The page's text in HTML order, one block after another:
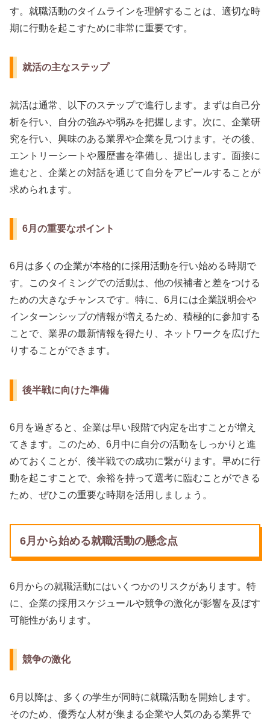
す。就職活動のタイムラインを理解することは、適切な時
期に行動を起こすために非常に重要です。
就活の主なステップ
就活は通常、以下のステップで進行します。まずは自己分
析を行い、自分の強みや弱みを把握します。次に、企業研
究を行い、興味のある業界や企業を見つけます。その後、
エントリーシートや履歴書を準備し、提出します。面接に
進むと、企業との対話を通じて自分をアピールすることが
求められます。
6月の重要なポイント
6月は多くの企業が本格的に採用活動を行い始める時期で
す。このタイミングでの活動は、他の候補者と差をつける
ための大きなチャンスです。特に、6月には企業説明会や
インターンシップの情報が増えるため、積極的に参加する
ことで、業界の最新情報を得たり、ネットワークを広げた
りすることができます。
後半戦に向けた準備
6月を過ぎると、企業は早い段階で内定を出すことが増え
てきます。このため、6月中に自分の活動をしっかりと進
めておくことが、後半戦での成功に繋がります。早めに行
動を起こすことで、余裕を持って選考に臨むことができる
ため、ぜひこの重要な時期を活用しましょう。
6月から始める就職活動の懸念点
6月からの就職活動にはいくつかのリスクがあります。特
に、企業の採用スケジュールや競争の激化が影響を及ぼす
可能性があります。
競争の激化
6月以降は、多くの学生が同時に就職活動を開始します。
そのため、優秀な人材が集まる企業や人気のある業界で